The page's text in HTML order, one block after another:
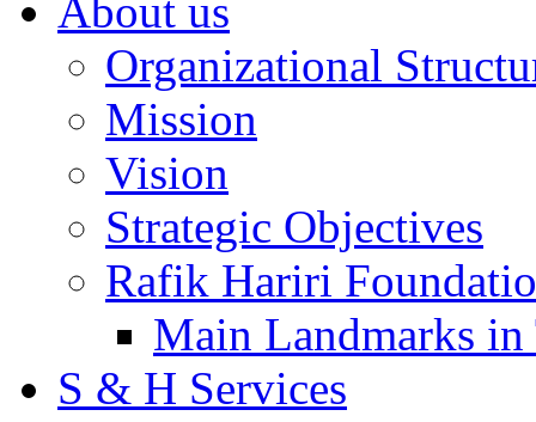
About us
Organizational
Mission
Vision
Strategic Objectives
Rafik Hariri
Main Landmarks
S & H Services